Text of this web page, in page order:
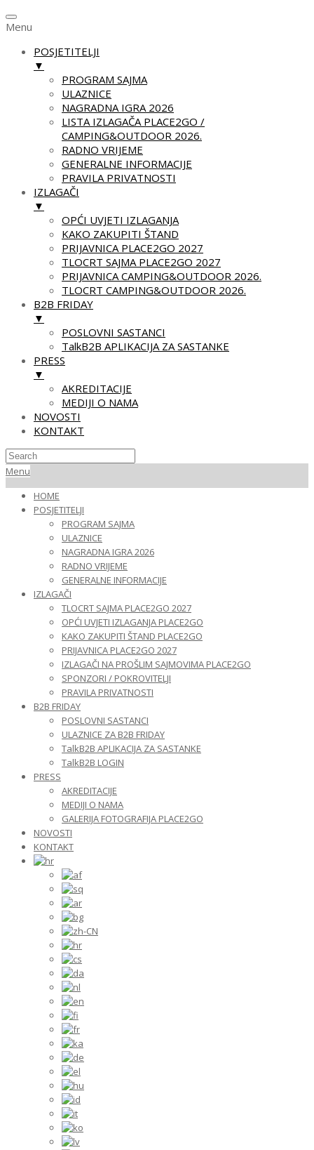
Menu
POSJETITELJI
▼
PROGRAM SAJMA
ULAZNICE
NAGRADNA IGRA 2026
LISTA IZLAGAČA PLACE2GO /
CAMPING&OUTDOOR 2026.
RADNO VRIJEME
GENERALNE INFORMACIJE
PRAVILA PRIVATNOSTI
IZLAGAČI
▼
OPĆI UVJETI IZLAGANJA
KAKO ZAKUPITI ŠTAND
PRIJAVNICA PLACE2GO 2027
TLOCRT SAJMA PLACE2GO 2027
PRIJAVNICA CAMPING&OUTDOOR 2026.
TLOCRT CAMPING&OUTDOOR 2026.
B2B FRIDAY
▼
POSLOVNI SASTANCI
TalkB2B APLIKACIJA ZA SASTANKE
PRESS
▼
AKREDITACIJE
MEDIJI O NAMA
NOVOSTI
KONTAKT
Skip
content
Primary
Menu
Menu
HOME
POSJETITELJI
PROGRAM SAJMA
ULAZNICE
NAGRADNA IGRA 2026
RADNO VRIJEME
GENERALNE INFORMACIJE
IZLAGAČI
TLOCRT SAJMA PLACE2GO 2027
OPĆI UVJETI IZLAGANJA PLACE2GO
KAKO ZAKUPITI ŠTAND PLACE2GO
PRIJAVNICA PLACE2GO 2027
IZLAGAČI NA PROŠLIM SAJMOVIMA PLACE2GO
SPONZORI / POKROVITELJI
PRAVILA PRIVATNOSTI
B2B FRIDAY
POSLOVNI SASTANCI
ULAZNICE ZA B2B FRIDAY
TalkB2B APLIKACIJA ZA SASTANKE
TalkB2B LOGIN
PRESS
AKREDITACIJE
MEDIJI O NAMA
GALERIJA FOTOGRAFIJA PLACE2GO
NOVOSTI
KONTAKT